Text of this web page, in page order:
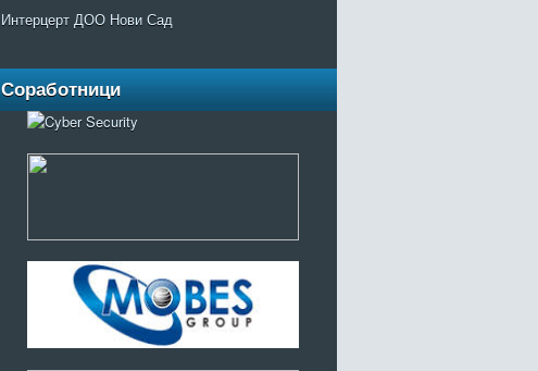
Интерцерт ДОО Нови Сад
Соработници